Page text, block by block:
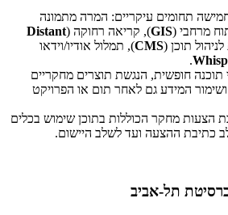
תחומים עיקריים: המרה מתמונה
מרחבי (GIS), קריאה רחוקה (Distant
תוכן (CMS), תמלול אודיו/וידאו
.
חופשית, הנגשת תוצרים מחקריים
ושימור המידע גם לאחר תום או הפרויקט
הצעות מחקר הכוללות בתוכן שימוש בכלים
כתיבת ההצעה ועד לשלב היישום.
תל-אביב